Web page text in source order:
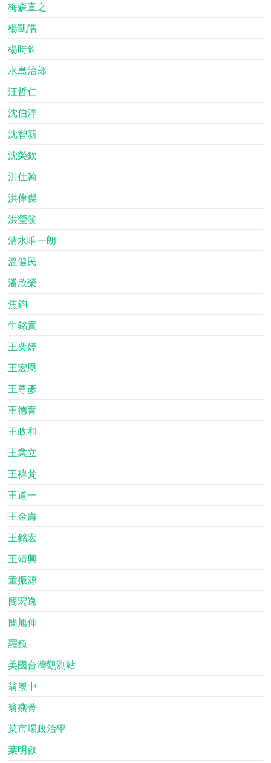
梅森直之
楊凱皓
楊時鈞
水島治郎
汪哲仁
沈伯洋
沈智新
沈榮欽
洪仕翰
洪偉傑
洪瑩發
清水唯一朗
溫健民
潘欣榮
焦鈞
牛銘實
王奕婷
王宏恩
王尊彥
王德育
王政和
王業立
王禕梵
王道一
王金壽
王銘宏
王靖興
童振源
簡宏逸
簡旭伸
羅巍
美國台灣觀測站
翁履中
翁燕菁
菜市場政治學
葉明叡